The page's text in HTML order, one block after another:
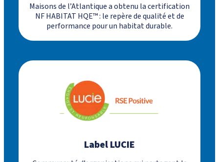
Maisons de l’Atlantique a obtenu la certification
NF HABITAT HQE™ : le repère de qualité et de
performance pour un habitat durable.
Label LUCIE